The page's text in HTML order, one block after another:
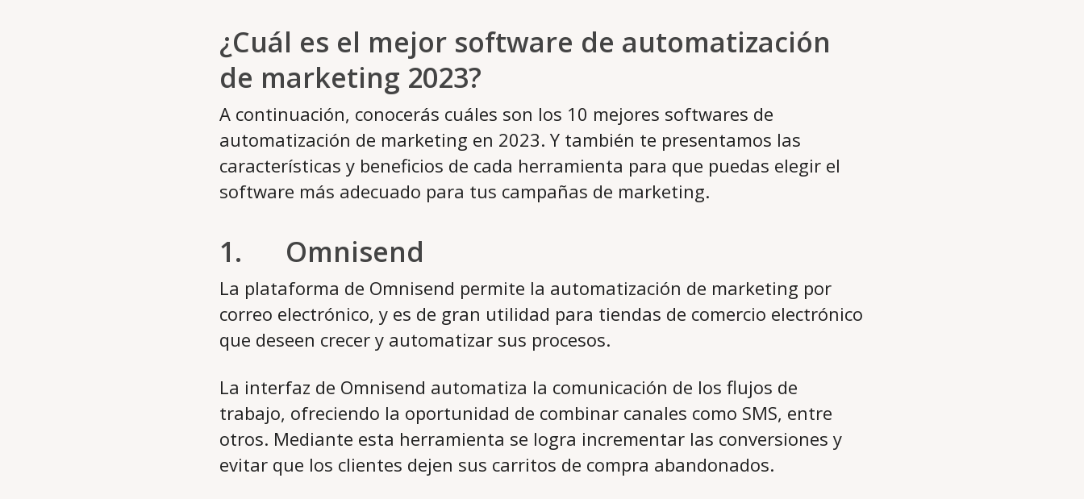
¿Cuál es el mejor software de automatización
de marketing 2023?
A continuación, conocerás cuáles son los 10 mejores softwares de
automatización de marketing en 2023. Y también te presentamos las
características y beneficios de cada herramienta para que puedas elegir el
software más adecuado para tus campañas de marketing.
1. Omnisend
La plataforma de Omnisend permite la automatización de marketing por
correo electrónico, y es de gran utilidad para tiendas de comercio electrónico
que deseen crecer y automatizar sus procesos.
La interfaz de Omnisend automatiza la comunicación de los flujos de
trabajo, ofreciendo la oportunidad de combinar canales como SMS, entre
otros. Mediante esta herramienta se logra incrementar las conversiones y
evitar que los clientes dejen sus carritos de compra abandonados.